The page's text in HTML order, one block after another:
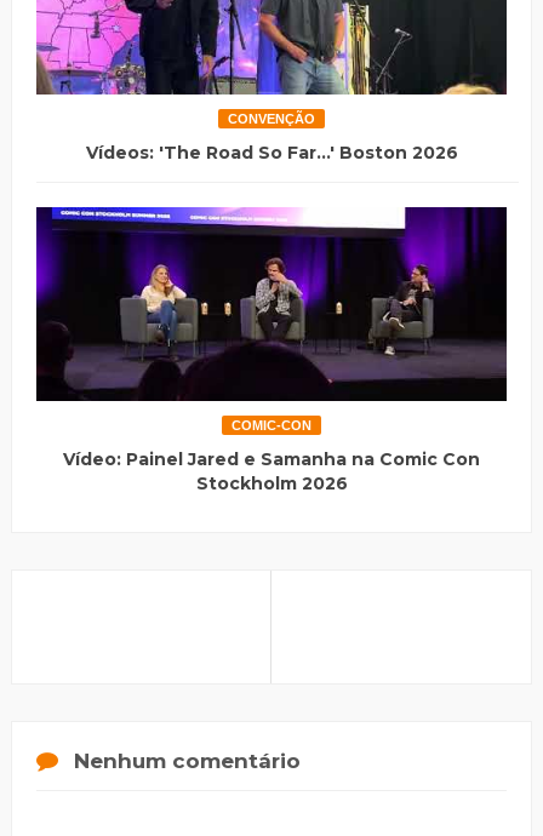
CONVENÇÃO
Vídeos: 'The Road So Far...' Boston 2026
COMIC-CON
Vídeo: Painel Jared e Samanha na Comic Con
Stockholm 2026
Nenhum comentário